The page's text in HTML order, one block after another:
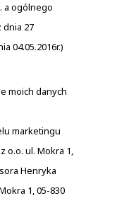
a ogólnego
27
04.05.2016r.)
moich danych
marketingu
o.o. ul. Mokra 1,
Henryka
1, 05-830